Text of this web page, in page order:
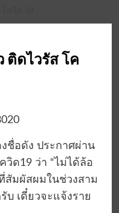
ติดไวรัส โค
ชื่อดัง ประกาศผ่าน
วิด19 ว่า “ไม่ได้ล้อ
สัมผัสผมในช่วงสาม
บ เดี๋ยวจะแจ้งราย